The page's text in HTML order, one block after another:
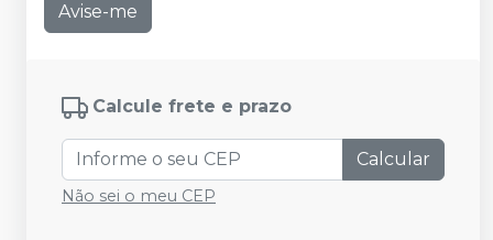
Avise-me
Calcule frete e prazo
Calcular
Não sei o meu CEP